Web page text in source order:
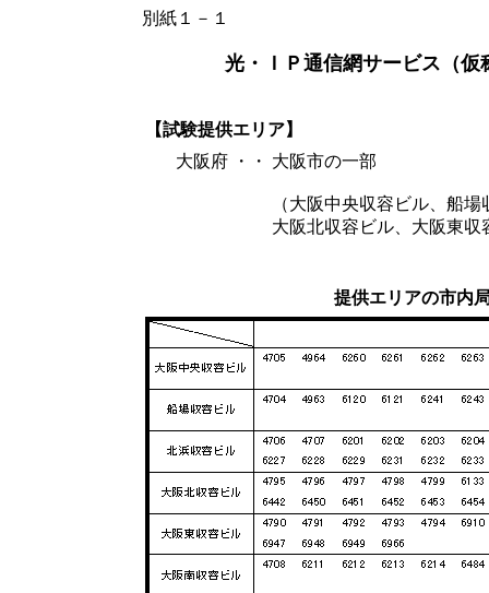
別紙１－１
光・ＩＰ通信網サービス（
【試験提供エリア】
大阪府 ・・
大阪市の一部
（大阪中央収容ビル、船
大阪北収容ビル、大阪東
提供エリアの市内